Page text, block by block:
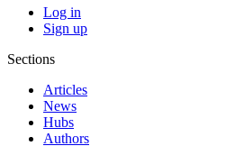
Log in
Sign up
Sections
Articles
News
Hubs
Authors